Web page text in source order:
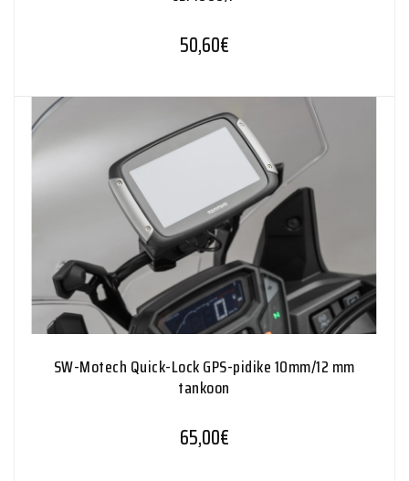
50,60€
SW-Motech Quick-Lock GPS-pidike 10mm/12 mm
tankoon
65,00€